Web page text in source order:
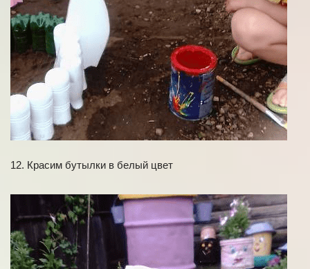
12. Красим бутылки в белый цвет